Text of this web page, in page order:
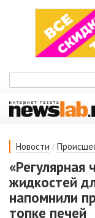
Новости /
«Регулярная
жидкостей
напомнили
топке печей